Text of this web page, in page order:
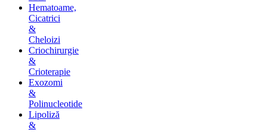
Hematoame,
Cicatrici
&
Cheloizi
Criochirurgie
&
Crioterapie
Exozomi
&
Polinucleotide
Lipoliză
&